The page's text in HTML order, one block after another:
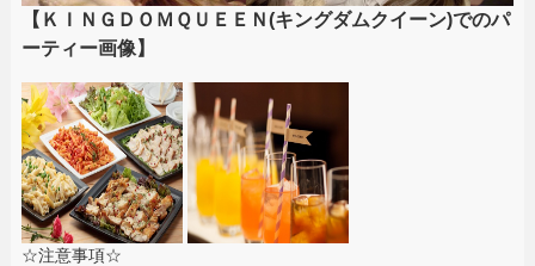
【ＫＩＮＧＤＯＭＱＵＥＥＮ(キングダムクイーン)でのパ
ーティー画像】
☆注意事項☆